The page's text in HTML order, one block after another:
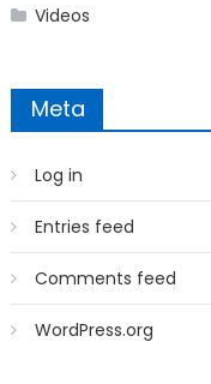
Videos
Meta
Log in
Entries feed
Comments feed
WordPress.org